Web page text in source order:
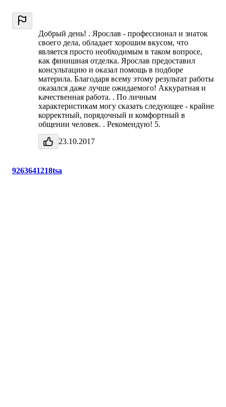
Добрый день! . Ярослав - профессионал и знаток
своего дела, обладает хорошим вкусом, что
является просто необходимым в таком вопросе,
как финишная отделка. Ярослав предоставил
консультацию и оказал помощь в подборе
материла. Благодаря всему этому результат работы
оказался даже лучше ожидаемого! Аккуратная и
качественная работа. . По личным
характеристикам могу сказать следующее - крайне
корректный, порядочный и комфортный в
общении человек. . Рекомендую! 5.
23.10.2017
9263641218tsa